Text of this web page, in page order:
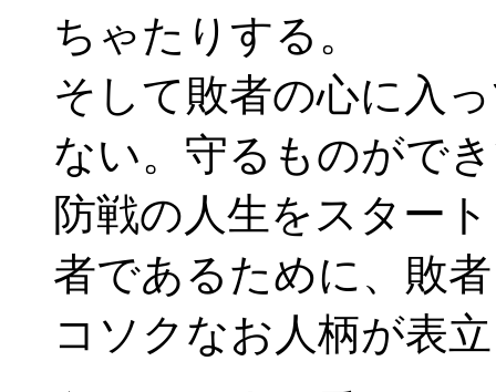
ちゃたりする。
そして敗者の心に入
ない。守るものがで
防戦の人生をスター
者であるために、敗
コソクなお人柄が表